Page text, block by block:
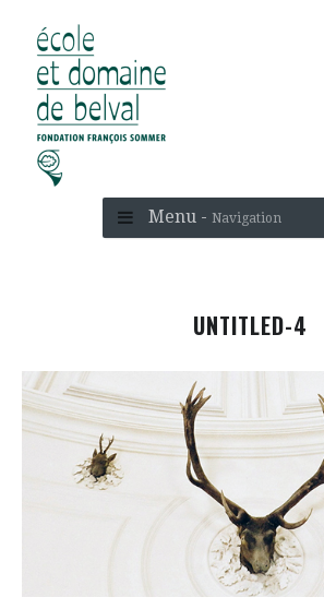
Menu - Navigation
UNTITLED-4